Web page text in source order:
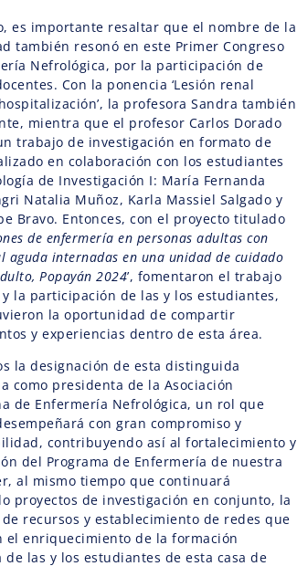
es importante resaltar que el nombre de la
también resonó en este Primer Congreso
Nefrológica, por la participación de
Con la ponencia ‘Lesión renal
la profesora Sandra también
mientra que el profesor Carlos Dorado
trabajo de investigación en formato de
en colaboración con los estudiantes
de Investigación I: María Fernanda
Natalia Muñoz, Karla Massiel Salgado y
Bravo. Entonces, con el proyecto titulado
de enfermería en personas adultas con
aguda internadas en una unidad de cuidado
Popayán 2024’, fomentaron el trabajo
la participación de las y los estudiantes,
la oportunidad de compartir
y experiencias dentro de esta área.
la designación de esta distinguida
como presidenta de la Asociación
de Enfermería Nefrológica, un rol que
con gran compromiso y
contribuyendo así al fortalecimiento y
del Programa de Enfermería de nuestra
al mismo tiempo que continuará
proyectos de investigación en conjunto, la
recursos y establecimiento de redes que
el enriquecimiento de la formación
de las y los estudiantes de esta casa de